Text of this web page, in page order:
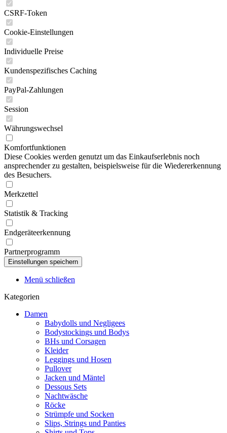
CSRF-Token
Cookie-Einstellungen
Individuelle Preise
Kundenspezifisches Caching
PayPal-Zahlungen
Session
Währungswechsel
Komfortfunktionen
Diese Cookies werden genutzt um das Einkaufserlebnis noch
ansprechender zu gestalten, beispielsweise für die Wiedererkennung
des Besuchers.
Merkzettel
Statistik & Tracking
Endgeräteerkennung
Partnerprogramm
Menü schließen
Kategorien
Damen
Babydolls und Negligees
Bodystockings und Bodys
BHs und Corsagen
Kleider
Leggings und Hosen
Pullover
Jacken und Mäntel
Dessous Sets
Nachtwäsche
Röcke
Strümpfe und Socken
Slips, Strings und Panties